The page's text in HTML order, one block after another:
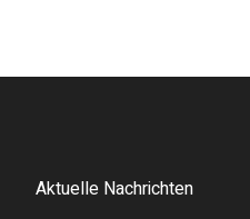
Aktuelle Nachrichten